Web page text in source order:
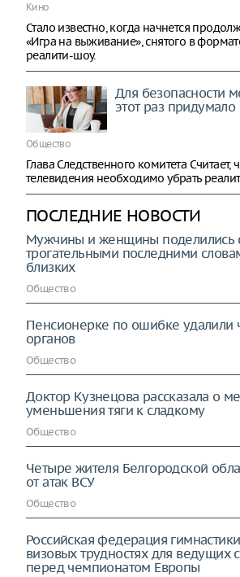
Кино
Стало известно, когда начнется
«Игра на выживание», снятого в
реалити-шоу.
Для безопасности
этот раз придумало
Общество
Глава Следственного комитета Считает,
телевидения необходимо убрать
ПОСЛЕДНИЕ НОВОСТИ
Мужчины и женщины поделились
трогательными последними
близких
Общество
Пенсионерке по ошибке удалили
органов
Общество
Доктор Кузнецова рассказала о
уменьшения тяги к сладкому
Общество
Четыре жителя Белгородской
от атак ВСУ
Общество
Российская федерация
визовых трудностях для ведущих
перед чемпионатом Европы